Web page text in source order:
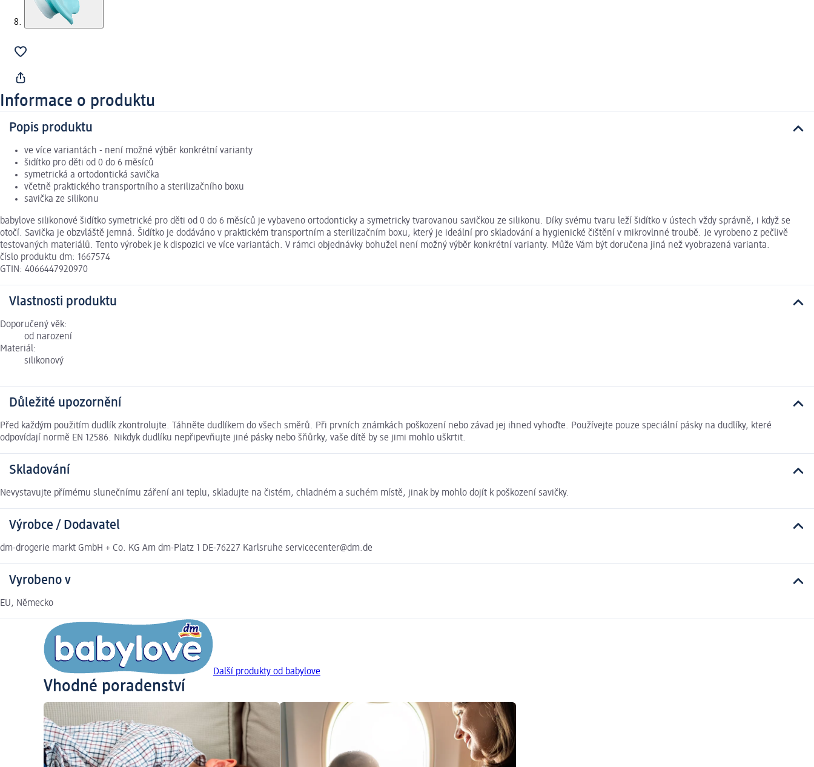
Informace o produktu
Popis produktu
ve více variantách - není možné výběr konkrétní varianty
šidítko pro děti od 0 do 6 měsíců
symetrická a ortodontická savička
včetně praktického transportního a sterilizačního boxu
savička ze silikonu
babylove silikonové šidítko symetrické pro děti od 0 do 6 měsíců je vybaveno ortodonticky a symetricky tvarovanou savičkou ze silikonu. Díky svému tvaru leží šidítko v ústech vždy správně, i když se
otočí. Savička je obzvláště jemná. Šidítko je dodáváno v praktickém transportním a sterilizačním boxu, který je ideální pro skladování a hygienické čištění v mikrovlnné troubě. Je vyrobeno z pečlivě
testovaných materiálů. Tento výrobek je k dispozici ve více variantách. V rámci objednávky bohužel není možný výběr konkrétní varianty. Může Vám být doručena jiná než vyobrazená varianta.
číslo produktu dm: 1667574
GTIN: 4066447920970
Vlastnosti produktu
Doporučený věk:
od narození
Materiál:
silikonový
Důležité upozornění
Před každým použitím dudlík zkontrolujte. Táhněte dudlíkem do všech směrů. Při prvních známkách poškození nebo závad jej ihned vyhoďte. Používejte pouze speciální pásky na dudlíky, které
odpovídají normě EN 12586. Nikdyk dudlíku nepřipevňujte jiné pásky nebo šňůrky, vaše dítě by se jimi mohlo uškrtit.
Skladování
Nevystavujte přímému slunečnímu záření ani teplu, skladujte na čistém, chladném a suchém místě, jinak by mohlo dojít k poškození savičky.
Výrobce / Dodavatel
dm-drogerie markt GmbH + Co. KG Am dm-Platz 1 DE-76227 Karlsruhe servicecenter@dm.de
Vyrobeno v
EU, Německo
Další produkty od babylove
Vhodné poradenství